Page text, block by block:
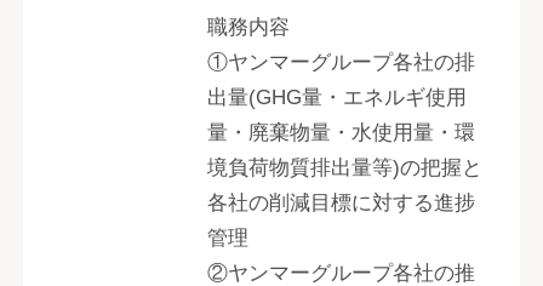
職務内容
①ヤンマーグループ各社の排
出量(GHG量・エネルギ使用
量・廃棄物量・水使用量・環
境負荷物質排出量等)の把握と
各社の削減目標に対する進捗
管理
②ヤンマーグループ各社の推